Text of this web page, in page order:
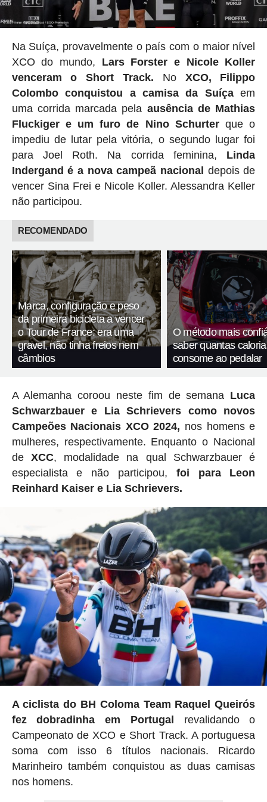
Na Suíça, provavelmente o país com o maior nível
XCO do mundo, Lars Forster e Nicole Koller
venceram o Short Track. No XCO, Filippo
Colombo conquistou a camisa da Suíçaem
uma corrida marcada pela ausência de Mathias
Fluckiger e um furo de Nino Schurterque o
impediu de lutar pela vitória, o segundo lugar foi
para Joel Roth. Na corrida feminina, Linda
Indergand é a nova campeã nacional depois de
vencer Sina Frei e Nicole Koller. Alessandra Keller
não participou.
RECOMENDADO
Marca, configuração e peso
da primeira bicicleta a vencer
o Tour de France: era uma
gravel, não tinha freios nem
câmbios
O método mais
saber quantas
consome ao pedalar
A Alemanha coroou neste fim de semana Luca
Schwarzbauer e Lia Schrievers como novos
Campeões Nacionais XCO 2024, nos homens e
mulheres, respectivamente. Enquanto o Nacional
de XCC, modalidade na qual Schwarzbauer é
especialista e não participou, foi para Leon
Reinhard Kaiser e Lia Schrievers.
A ciclista do BH Coloma Team Raquel Queirós
fez dobradinha em Portugal revalidando o
Campeonato de XCO e Short Track. A portuguesa
soma com isso 6 títulos nacionais. Ricardo
Marinheiro também conquistou as duas camisas
nos homens.